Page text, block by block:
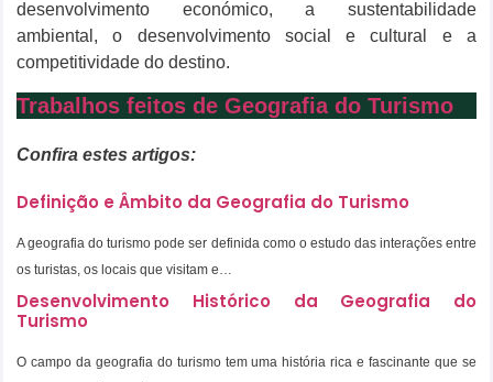
desenvolvimento económico, a sustentabilidade
ambiental, o desenvolvimento social e cultural e a
competitividade do destino.
Trabalhos feitos de Geografia do Turismo
Confira estes artigos:
Definição e Âmbito da Geografia do Turismo
A geografia do turismo pode ser definida como o estudo das interações entre
os turistas, os locais que visitam e…
Desenvolvimento Histórico da Geografia do
Turismo
O campo da geografia do turismo tem uma história rica e fascinante que se